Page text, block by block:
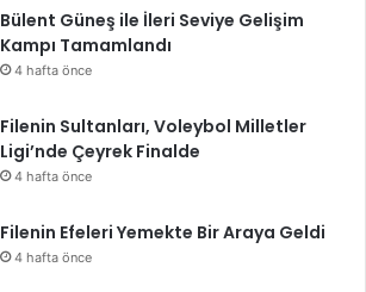
Bülent Güneş ile İleri Seviye Gelişim
Kampı Tamamlandı
4 hafta önce
Filenin Sultanları, Voleybol Milletler
Ligi’nde Çeyrek Finalde
4 hafta önce
Filenin Efeleri Yemekte Bir Araya Geldi
4 hafta önce